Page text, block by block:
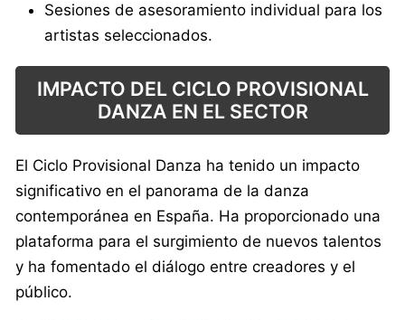
Sesiones de asesoramiento individual para los
artistas seleccionados.
IMPACTO DEL CICLO PROVISIONAL
DANZA EN EL SECTOR
El Ciclo Provisional Danza ha tenido un impacto
significativo en el panorama de la danza
contemporánea en España. Ha proporcionado una
plataforma para el surgimiento de nuevos talentos
y ha fomentado el diálogo entre creadores y el
público.